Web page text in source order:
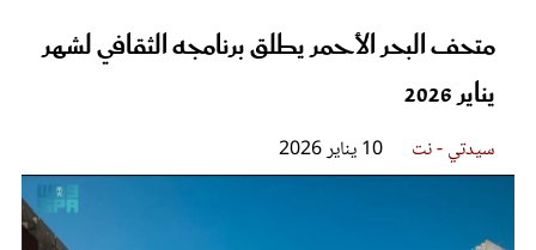
متحف البحر الأحمر يطلق برنامجه الثقافي لشهر
يناير 2026
سيدتي - نت 10 يناير 2026
مشاهير
جمال
سيدتي وطفلك
لايف ستايل